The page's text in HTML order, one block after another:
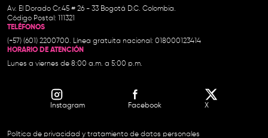
Av. El Dorado Cr.45 # 26 - 33 Bogotá D.C. Colombia.
Código Postal: 111321
TELÉFONOS
(+57) (601) 2200700. Línea gratuita nacional: 018000123414
HORARIO DE ATENCIÓN
Lunes a viernes de 8:00 a.m. a 5:00 p.m.
Instagram Facebook X
Política de privacidad y tratamiento de datos personales